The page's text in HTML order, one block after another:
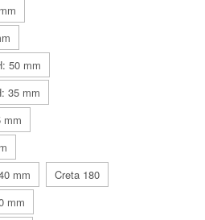
50 mm
35 mm
mm
mm
Creta 180
mm